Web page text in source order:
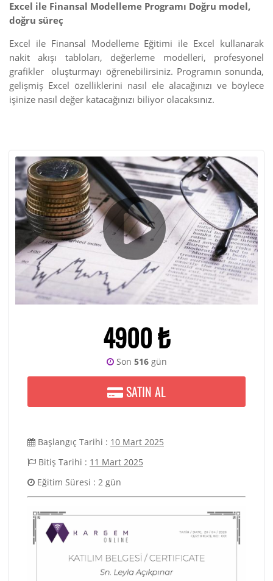
Excel ile Finansal Modelleme Programı Doğru model,
doğru süreç
Excel ile Finansal Modelleme Eğitimi ile Excel kullanarak
nakit akışı tabloları, değerleme modelleri, profesyonel
grafikler oluşturmayı öğrenebilirsiniz. Programın sonunda,
gelişmiş Excel özelliklerini nasıl ele alacağınızı ve böylece
işinize nasıl değer katacağınızı biliyor olacaksınız.
4900 ₺
Son 516gün
SATIN AL
Başlangıç Tarihi : 10 Mart 2025
Bitiş Tarihi : 11 Mart 2025
Eğitim Süresi : 2 gün